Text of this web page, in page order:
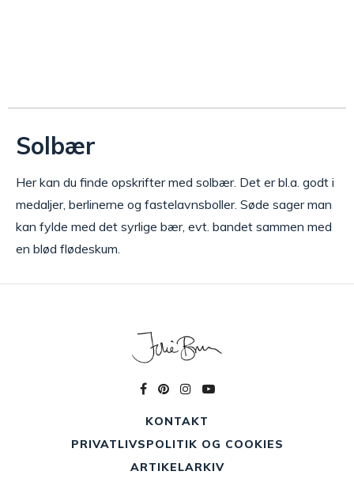
Solbær
Her kan du finde opskrifter med solbær. Det er bl.a. godt i
medaljer, berlinerne og fastelavnsboller. Søde sager man
kan fylde med det syrlige bær, evt. bandet sammen med
en blød flødeskum.
KONTAKT
PRIVATLIVSPOLITIK OG COOKIES
ARTIKELARKIV